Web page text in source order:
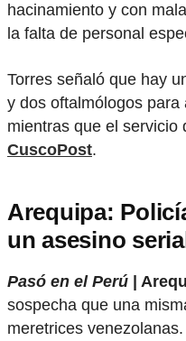
hacinamiento y con
la falta de personal
Torres señaló que hay
y dos oftalmólogos
mientras que el servicio
CuscoPost.
Arequipa:
un asesino
Pasó en el Perú |
sospecha que una
meretrices